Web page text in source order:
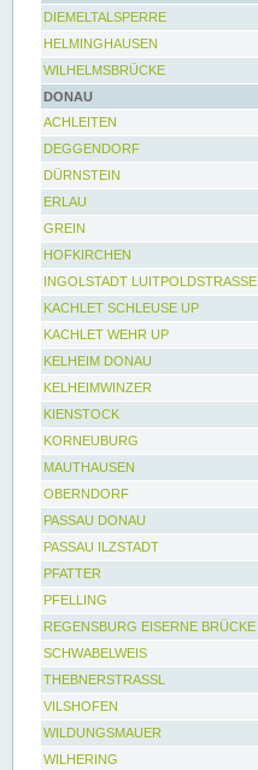
DIEMELTALSPERRE
HELMINGHAUSEN
WILHELMSBRÜCKE
DONAU
ACHLEITEN
DEGGENDORF
DÜRNSTEIN
ERLAU
GREIN
HOFKIRCHEN
INGOLSTADT LUITPOLDSTRASSE
KACHLET SCHLEUSE UP
KACHLET WEHR UP
KELHEIM DONAU
KELHEIMWINZER
KIENSTOCK
KORNEUBURG
MAUTHAUSEN
OBERNDORF
PASSAU DONAU
PASSAU ILZSTADT
PFATTER
PFELLING
REGENSBURG EISERNE BRÜCKE
SCHWABELWEIS
THEBNERSTRASSL
VILSHOFEN
WILDUNGSMAUER
WILHERING